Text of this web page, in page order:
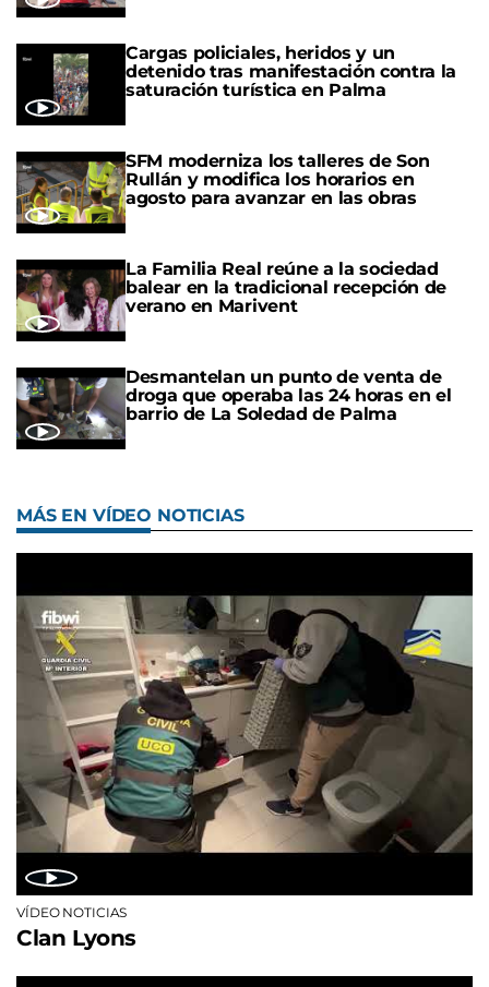
Cargas policiales, heridos y un
detenido tras manifestación contra la
saturación turística en Palma
SFM moderniza los talleres de Son
Rullán y modifica los horarios en
agosto para avanzar en las obras
La Familia Real reúne a la sociedad
balear en la tradicional recepción de
verano en Marivent
Desmantelan un punto de venta de
droga que operaba las 24 horas en el
barrio de La Soledad de Palma
MÁS EN VÍDEO NOTICIAS
VÍDEO NOTICIAS
Clan Lyons